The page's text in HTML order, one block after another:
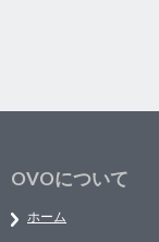
OVOについて
ホーム